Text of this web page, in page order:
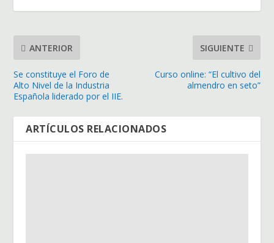
ANTERIOR
Se constituye el Foro de
Alto Nivel de la Industria
Española liderado por el IIE.
SIGUIENTE
Curso online: “El cultivo del
almendro en seto”
ARTÍCULOS RELACIONADOS